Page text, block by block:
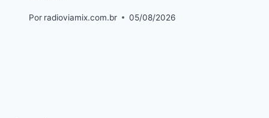
Por radioviamix.com.br 05/08/2026